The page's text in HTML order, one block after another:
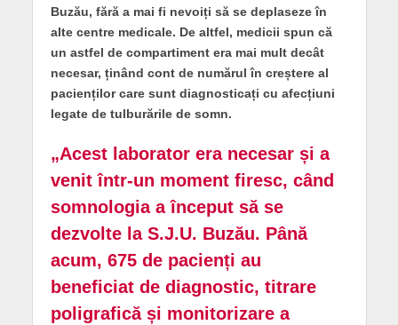
Buzău, fără a mai fi nevoiți să se deplaseze în
alte centre medicale. De altfel, medicii spun că
un astfel de compartiment era mai mult decât
necesar, ținând cont de numărul în creștere al
pacienților care sunt diagnosticați cu afecțiuni
legate de tulburările de somn.
„Acest laborator era necesar și a
venit într-un moment firesc, când
somnologia a început să se
dezvolte la S.J.U. Buzău. Până
acum, 675 de pacienți au
beneficiat de diagnostic, titrare
poligrafică și monitorizare a